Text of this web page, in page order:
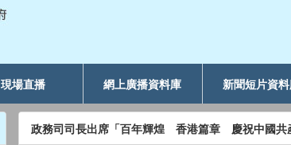
現場直播 網上廣播資料庫 新聞短片資
政務司司長出席「百年輝煌 香港篇章 慶祝中國共